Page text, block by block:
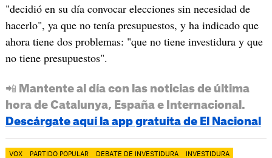
"decidió en su día convocar elecciones sin necesidad de
hacerlo", ya que no tenía presupuestos, y ha indicado que
ahora tiene dos problemas: "que no tiene investidura y que
no tiene presupuestos".
📲 Mantente al día con las noticias de última
hora de Catalunya, España e Internacional.
Descárgate aquí la app gratuita de El Nacional
VOX PARTIDO POPULAR DEBATE DE INVESTIDURA INVESTIDURA